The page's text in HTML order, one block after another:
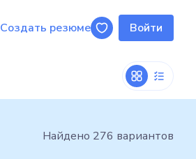
Создать резюме Войти
Найдено 276 вариантов